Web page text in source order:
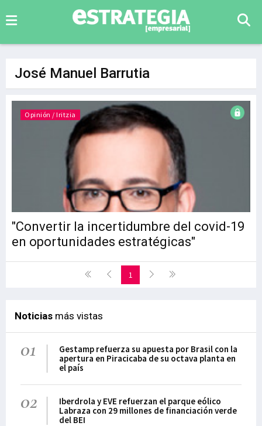
José Manuel Barrutia
"Convertir la incertidumbre del covid-19
en oportunidades estratégicas"
Opinión / Iritzia
1
Noticias más vistas
01
Gestamp refuerza su apuesta por Brasil con la
apertura en Piracicaba de su octava planta en
el país
02
Iberdrola y EVE refuerzan el parque eólico
Labraza con 29 millones de financiación verde
del BEI